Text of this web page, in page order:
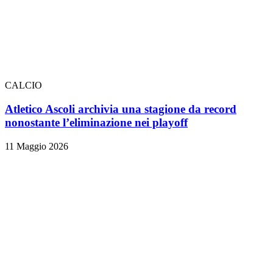
CALCIO
Atletico Ascoli archivia una stagione da record
nonostante l’eliminazione nei playoff
11 Maggio 2026